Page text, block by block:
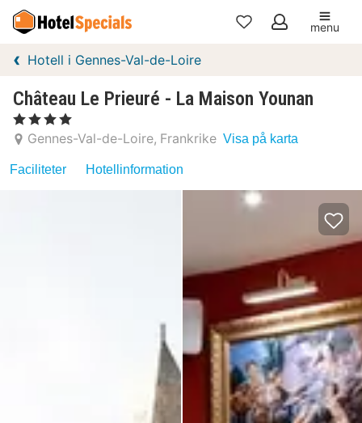
Mina
menu
Hotell i Gennes-Val-de-Loire
Château Le Prieuré - La Maison Younan
, 4 Stjärnor
Gennes-Val-de-Loire Frankrike Visa på karta
Faciliteter Hotellinformation